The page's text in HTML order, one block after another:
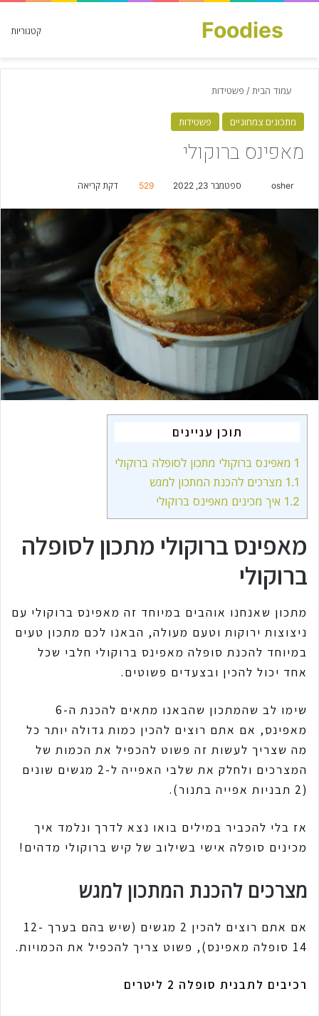
קטגוריות Foodies
חפש עבור
עמוד הבית / פשטידות
מתכונים צמחוניים פשטידות
מאפינס ברוקולי
osher
d
n
m
i
ספטמבר 23, 2022 529 דקת קריאה
תוכן עניינים
1 מאפינס ברוקולי מתכון לסופלה ברוקולי
1.1 מצרכים להכנת המתכון למגש
1.2 איך מכינים מאפינס ברוקולי
מאפינס ברוקולי מתכון לסופלה
ברוקולי
מתכון שאנחנו אוהבים במיוחד זה מאפינס ברוקולי עם
ניצוצות ירוקות וטעם מעולה, הבאנו לכם מתכון טעים
במיוחד להכנת סופלה מאפינס ברוקולי חלבי שכל
אחד יכול להכין ובצעדים פשוטים.
שימו לב שהמתכון שהבאנו מתאים להכנת ה-6
מאפינס, אם אתם רוצים להכין כמות גדולה יותר כל
מה שצריך לעשות זה פשוט להכפיל את הכמות של
המצרכים ולחלק את שלבי האפייה ל-2 מגשים שונים
(2 תבניות אפייה בתנור).
אז בלי להכביר במילים בואו נצא לדרך ונלמד איך
מכינים סופלה אישי בשילוב של קיש ברוקולי מדהים!
מצרכים להכנת המתכון למגש
אם אתם רוצים להכין 2 מגשים (שיש בהם בערך 12-
14 סופלה מאפינס), פשוט צריך להכפיל את הכמויות.
רכיבים לתבנית סופלה 2 ליטרים